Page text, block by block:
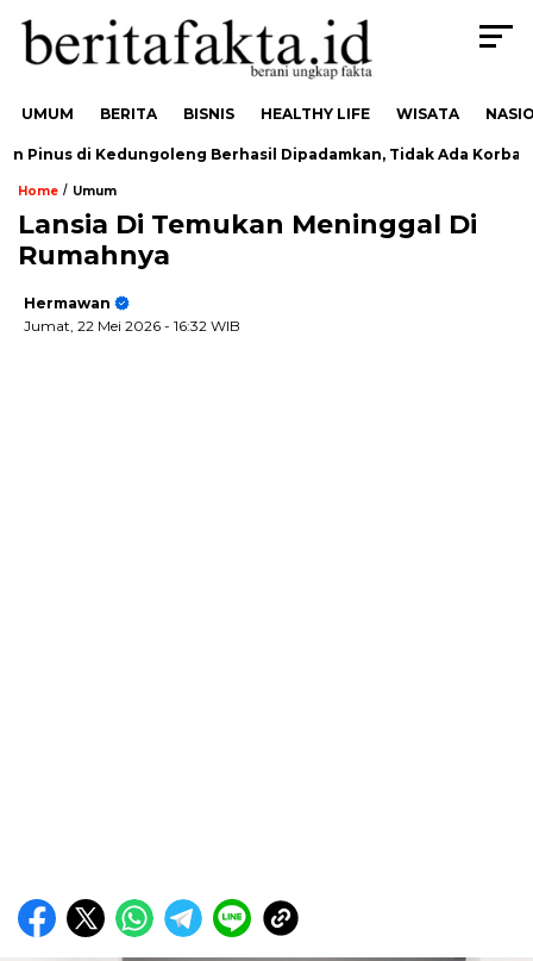
UMUM BERITA BISNIS HEALTHY LIFE WISATA
di Kedungoleng Berhasil Dipadamkan, Tidak Ada Korban
Home / Umum
Lansia Di Temukan Meninggal Di
Rumahnya
Hermawan
Jumat, 22 Mei 2026 - 16:32 WIB